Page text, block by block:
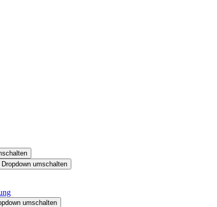
Dropdown umschalten
umschalten